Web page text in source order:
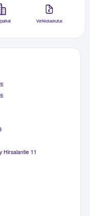
Verkkolaskutus
Hirsalantie 11